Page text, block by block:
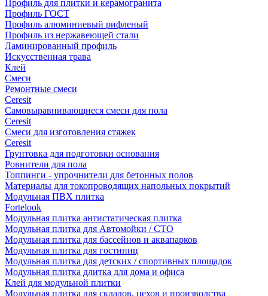
Профиль для плитки и керамогранита
Профиль ГОСТ
Профиль алюминиевый рифленый
Профиль из нержавеющей стали
Ламинированный профиль
Искусственная трава
Клей
Смеси
Ремонтные смеси
Ceresit
Самовыравнивающиеся смеси для пола
Ceresit
Смеси для изготовления стяжек
Ceresit
Грунтовка для подготовки основания
Ровнители для пола
Топпинги - упрочнители для бетонных полов
Материалы для токопроводящих напольных покрытий
Модульная ПВХ плитка
Fortelook
Модульная плитка антистатическая плитка
Модульная плитка для Автомойки / СТО
Модульная плитка для бассейнов и аквапарков
Модульная плитка для гостиниц
Модульная плитка для детских / спортивных площадок
Модульная плитка длитка для дома и офиса
Клей для модульной плитки
Модульная плитка для складов, цехов и производства